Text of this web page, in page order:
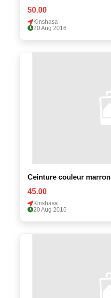
50.00
Kinshasa
20 Aug 2016
Ceinture couleur marron
45.00
Kinshasa
20 Aug 2016